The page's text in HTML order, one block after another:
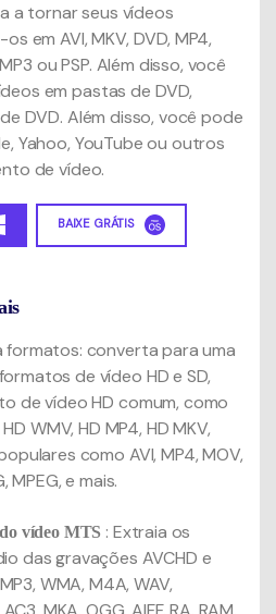
a tornar seus vídeos
em AVI, MKV, DVD, MP4,
ou PSP. Além disso, você
em pastas de DVD,
DVD. Além disso, você pode
Yahoo, YouTube ou outros
de vídeo.
BAIXE GRÁTIS
formatos: converta para uma
de vídeo HD e SD,
de vídeo HD comum, como
WMV, HD MP4, HD MKV,
como AVI, MP4, MOV,
MPEG,e mais.
vídeo MTS : Extraia os
das gravações AVCHD e
WMA, M4A, WAV,